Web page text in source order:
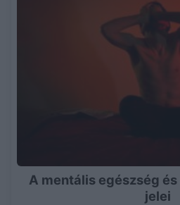
A mentális egészség
jelei